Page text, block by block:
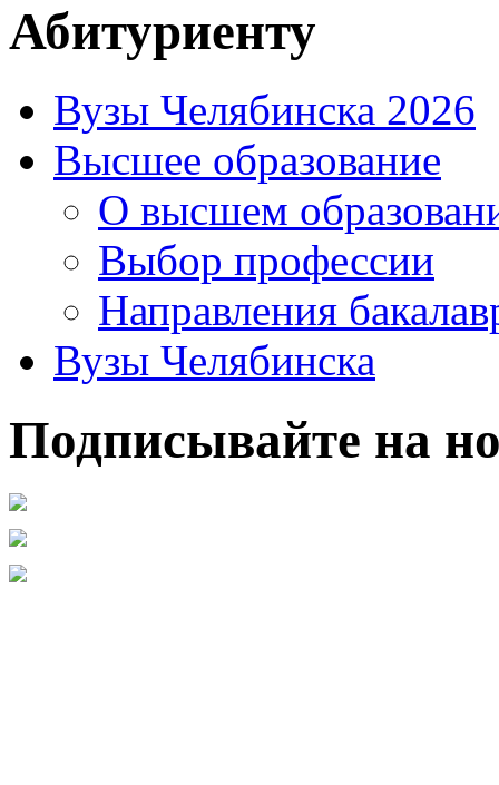
Абитуриенту
Вузы Челябинска 2026
Высшее образование
О высшем
Выбор профессии
Направления
Вузы Челябинска
Подписывайте на